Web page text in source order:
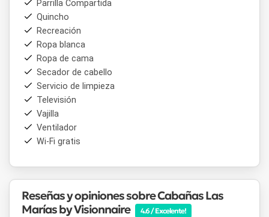
completamente equipada, un amplio living con hogar a leña
y TV de 42”, y un baño completo. En la planta alta se
encuentra una habitación matrimonial con vista al lago, caja
de seguridad y TV Led de 32”, además de una habitación
con dos camas marineras y un baño con ducha y secador de
cabello.
Al estar frente al Lago Lácar y muy cerca del centro, los
visitantes pueden llegar fácilmente a lugares de interés
como
Playa Lacar
Centro Cívicoy la
de la ciudad.
Parrilla Compartida
Quincho
Recreación
Ropa blanca
Ropa de cama
Secador de cabello
Servicio de limpieza
Televisión
Vajilla
Ventilador
Wi-Fi gratis
Reseñas y opiniones sobre Cabañas Las
Marías by Visionnaire
4.6 / Excelente!